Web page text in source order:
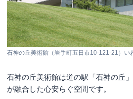
石神の丘美術館（岩手町五日市10-121-21）い
石神の丘美術館は道の駅「石神の丘
が融合した心安らぐ空間です。